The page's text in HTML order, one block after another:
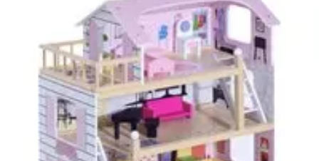
Football Fan Zone
Ambiance et Engagement MarketingAnimations et
Animations Engagement des Fans
Football Fan Zone